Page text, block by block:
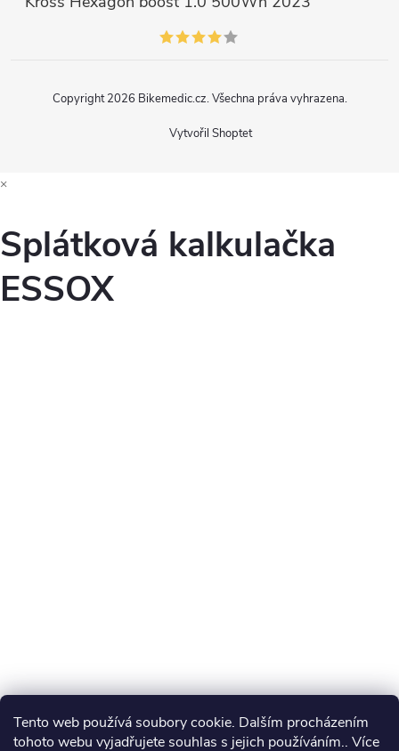
Tento web používá soubory cookie. Dalším procházením
tohoto webu vyjadřujete souhlas s jejich používáním.. Více
Vytvořil Shoptet
Copyright 2026 Bikemedic.cz. Všechna práva vyhrazena.
×
Splátková kalkulačka
ESSOX